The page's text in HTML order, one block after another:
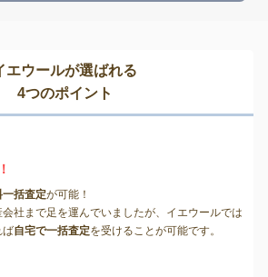
エウールが選ばれる
4つのポイント
一括査定が可能！
社まで足を運んでいましたが、イエウールでは
ば自宅で一括査定を受けることが可能です。